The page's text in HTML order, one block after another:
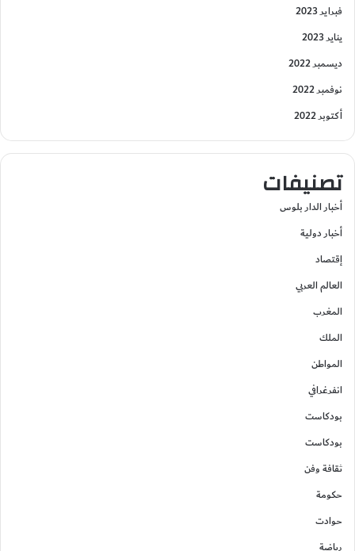
فبراير 2023
يناير 2023
ديسمبر 2022
نوفمبر 2022
أكتوبر 2022
تصنيفات
أخبار الدار بلوس
أخبار دولية
إقتصاد
العالم العربي
المغرب
الملك
المواطن
انفرغرافي
بودكاست
بودكاست
ثقافة وفن
حكومة
حوادت
رياضة